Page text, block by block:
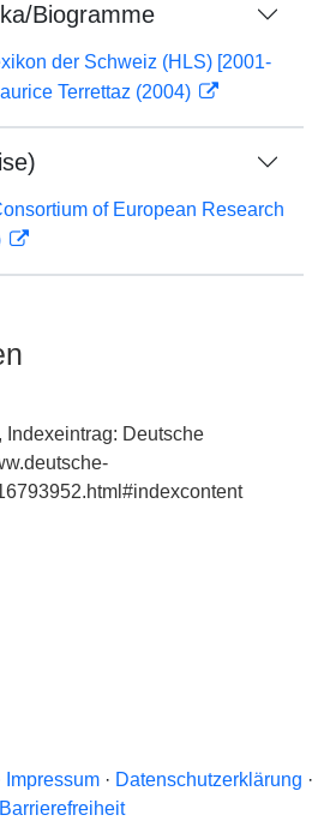
Biogramme
der Schweiz (HLS) [2001-
Terrettaz (2004)
of European Research
Indexeintrag: Deutsche
Impressum· Datenschutzerklärung ·
Barrierefreiheit